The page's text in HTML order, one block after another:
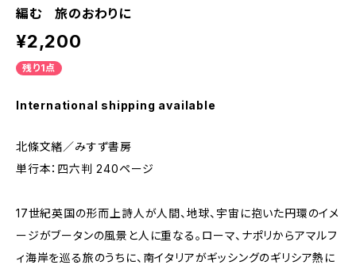
編む 旅のおわりに
¥2,200
残り1点
International shipping available
北條文緒／みすず書房
単行本：四六判 240ページ
17世紀英国の形而上詩人が人間、地球、宇宙に抱いた円環のイメ
ージがブータンの風景と人に重なる。ローマ、ナポリからアマルフ
ィ海岸を巡る旅のうちに、南イタリアがギッシングのギリシア熱に